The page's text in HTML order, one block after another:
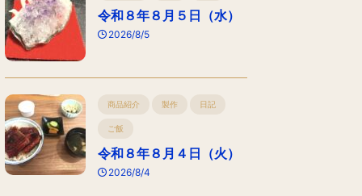
令和８年８月５日（水）
2026/8/5
商品紹介 製作 日記
ご飯
令和８年８月４日（火）
2026/8/4